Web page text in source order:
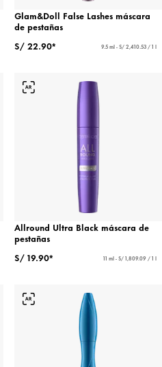
Glam&Doll False Lashes máscara
de pestañas
S/ 22.90*
9.5 ml - S/ 2,410.53 / 1 l
Allround Ultra Black máscara de
pestañas
S/ 19.90*
11 ml - S/ 1,809.09 / 1 l